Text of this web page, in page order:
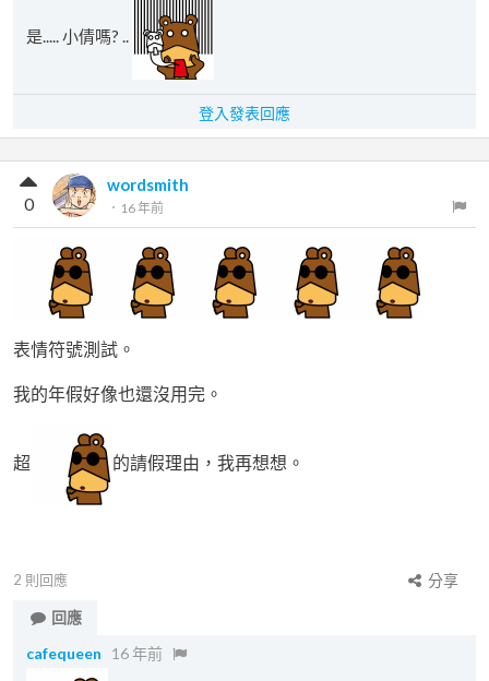
是..... 小倩嗎? ..
登入發表回應
wordsmith
． 16 年前
0
表情符號測試。
我的年假好像也還沒用完。
超 的請假理由，我再想想。
2 則回應
分享
回應
cafequeen
16 年前